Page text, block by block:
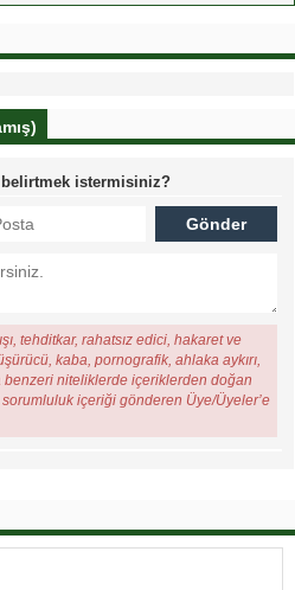
belirtmek istermisiniz?
tehditkar, rahatsız edici, hakaret ve
kaba, pornografik, ahlaka aykırı,
benzeri niteliklerde içeriklerden doğan
içeriği gönderen Üye/Üyeler’e